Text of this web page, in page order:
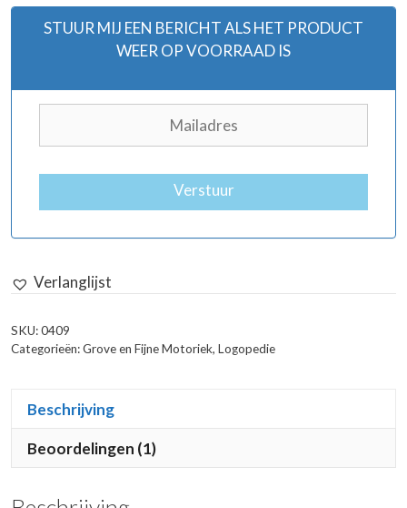
STUUR MIJ EEN BERICHT ALS HET PRODUCT
WEER OP VOORRAAD IS
Verstuur
Verlanglijst
SKU:0409
Categorieën:Grove en Fijne Motoriek, Logopedie
Beschrijving
Beoordelingen (1)